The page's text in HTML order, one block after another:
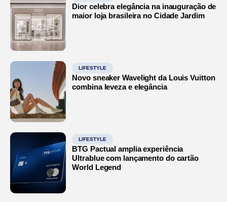
Dior celebra elegância na inauguração de
maior loja brasileira no Cidade Jardim
LIFESTYLE
Novo sneaker Wavelight da Louis Vuitton
combina leveza e elegância
LIFESTYLE
BTG Pactual amplia experiência
Ultrablue com lançamento do cartão
World Legend